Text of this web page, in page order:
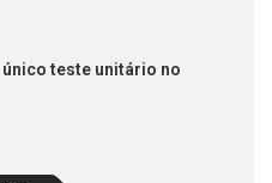
teste unitário no